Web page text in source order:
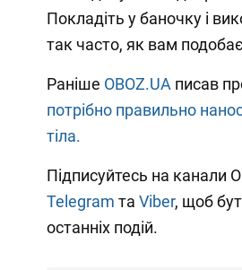
Покладіть у баночку і
так часто, як вам
Раніше OBOZ.UA писав
потрібно правильно
тіла.
Підписуйтесь на канали
Telegram та Viber, щоб
останніх подій.